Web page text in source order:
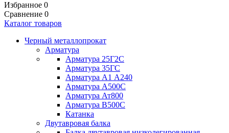
Избранное 0
Сравнение 0
Каталог товаров
Черный металлопрокат
Арматура
Арматура 25Г2С
Арматура 35ГС
Арматура А1 А240
Арматура А500С
Арматура Ат800
Арматура В500С
Катанка
Двутавровая балка